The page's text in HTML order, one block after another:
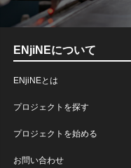
ENjiNEについて
ENjiNEとは
プロジェクトを探す
プロジェクトを始める
お問い合わせ